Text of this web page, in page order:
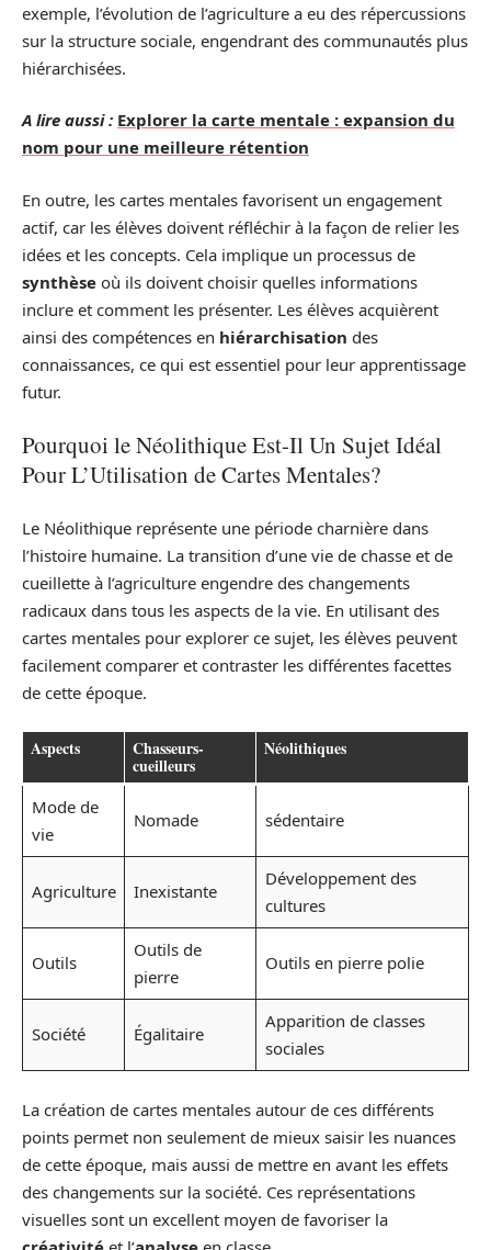
exemple, l’évolution de l’agriculture a eu des répercussions
sur la structure sociale, engendrant des communautés plus
hiérarchisées.
A lire aussi : Explorer la carte mentale : expansion du
nom pour une meilleure rétention
En outre, les cartes mentales favorisent un engagement
actif, car les élèves doivent réfléchir à la façon de relier les
idées et les concepts. Cela implique un processus de
synthèse où ils doivent choisir quelles informations
inclure et comment les présenter. Les élèves acquièrent
ainsi des compétences en hiérarchisation des
connaissances, ce qui est essentiel pour leur apprentissage
futur.
Pourquoi le Néolithique Est-Il Un Sujet Idéal
Pour L’Utilisation de Cartes Mentales?
Le Néolithique représente une période charnière dans
l’histoire humaine. La transition d’une vie de chasse et de
cueillette à l’agriculture engendre des changements
radicaux dans tous les aspects de la vie. En utilisant des
cartes mentales pour explorer ce sujet, les élèves peuvent
facilement comparer et contraster les différentes facettes
de cette époque.
Aspects Chasseurs-
cueilleurs
Néolithiques
Mode de
vie
Nomade sédentaire
Agriculture Inexistante
Développement des
cultures
Outils
Outils de
pierre
Outils en pierre polie
Société Égalitaire
Apparition de classes
sociales
La création de cartes mentales autour de ces différents
points permet non seulement de mieux saisir les nuances
de cette époque, mais aussi de mettre en avant les effets
des changements sur la société. Ces représentations
visuelles sont un excellent moyen de favoriser la